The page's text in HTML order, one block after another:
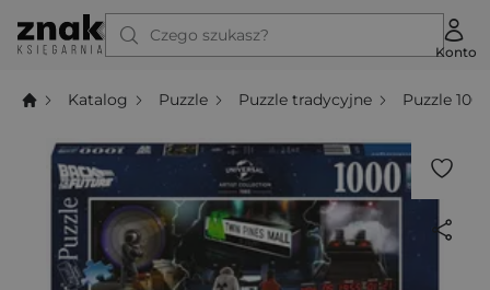
Czego szukasz?
Konto
Katalog Puzzle Puzzle tradycyjne Puzzle